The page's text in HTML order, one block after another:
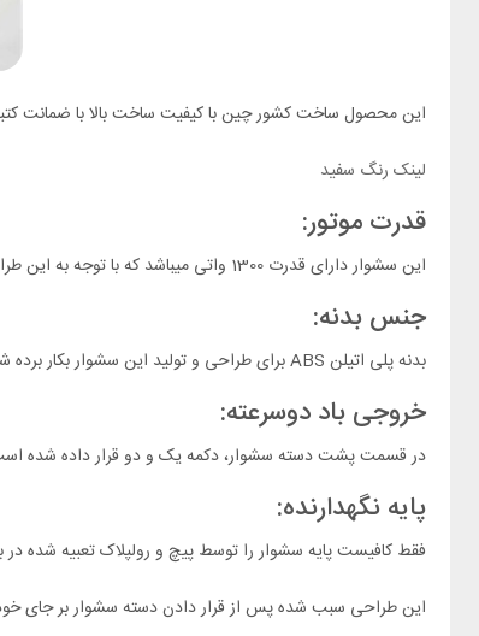
این محصول ساخت کشور چین با کیفیت ساخت بالا با ضمانت
لینک رنگ سفید
قدرت موتور:
این سشوار دارای قدرت 1300 واتی میباشد که با توجه به این طراحی میتوان به خشک نمودن سریع مو و بدن اشاره نمود.
جنس بدنه:
بدنه پلی اتیلن ABS برای طراحی و تولید این سشوار بکار برده شده است.
خروجی باد دوسرعته:
در قسمت پشت دسته سشوار، دکمه یک و دو قرار داده شده است
پایه نگهدارنده:
فقط کافیست پایه سشوار را توسط پیچ و رولپلاک تعبیه شده
این طراحی سبب شده پس از قرار دادن دسته سشوار بر جای